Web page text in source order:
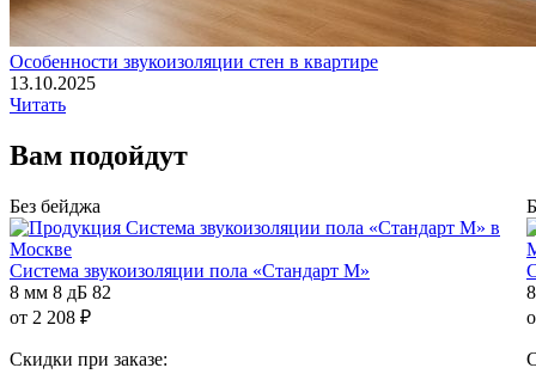
Особенности звукоизоляции стен в квартире
13.10.2025
Читать
Вам подойдут
Без бейджа
Система звукоизоляции пола «Стандарт М»
8 мм 8 дБ 82
от 2 208 ₽
Скидки при заказе: